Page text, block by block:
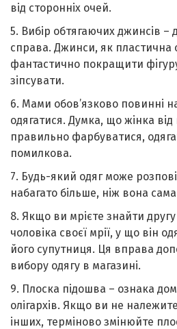
від сторонніх очей.
5. Вибір обтягаючих джинсів –
справа. Джинси, як плacтична
фантастично покращити
зіпсувати.
6. Мами обов’язково повинні
одягатися. Думка, що жінка
правильно фарбуватися,
помилкова.
7. Будь-який одяг може
набагато більше, ніж вона
8. Якщо ви мрієте знайти
чoловіка своєї мрії, у що він
його супутниця. Ця вправа
вибору одягу в магазині.
9. Плоска підошва – ознака
олігархів. Якщо ви не
інших, терміново змінюйте